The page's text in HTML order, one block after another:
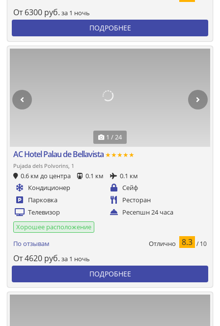
От 6300 руб. за 1 ночь
ПОДРОБНЕЕ
1 / 24
AC Hotel Palau de Bellavista ★★★★★
Pujada dels Polvorins, 1
0.6 км до центра 0.1 км
0.1 км
Кондиционер
Сейф
Парковка
Ресторан
Телевизор
Ресепшн 24 часа
Хорошее расположение
По отзывам
Отлично 8.3 / 10
От4620 руб. за 1 ночь
ПОДРОБНЕЕ